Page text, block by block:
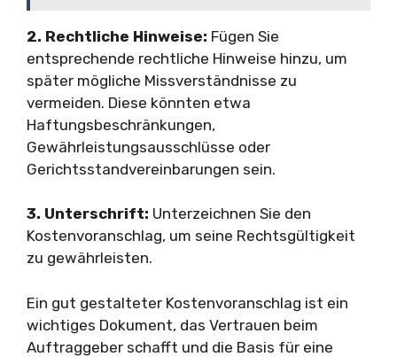
2. Rechtliche Hinweise: Fügen Sie
entsprechende rechtliche Hinweise hinzu, um
später mögliche Missverständnisse zu
vermeiden. Diese könnten etwa
Haftungsbeschränkungen,
Gewährleistungsausschlüsse oder
Gerichtsstandvereinbarungen sein.
3. Unterschrift: Unterzeichnen Sie den
Kostenvoranschlag, um seine Rechtsgültigkeit
zu gewährleisten.
Ein gut gestalteter Kostenvoranschlag ist ein
wichtiges Dokument, das Vertrauen beim
Auftraggeber schafft und die Basis für eine